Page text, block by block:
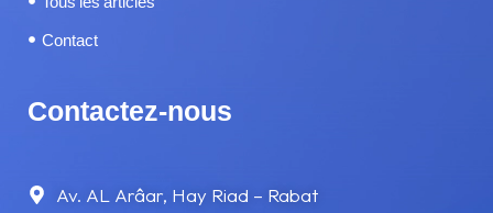
TRAMWAY
Contact
Contactez-nous
Av. AL Arâar, Hay Riad – Rabat